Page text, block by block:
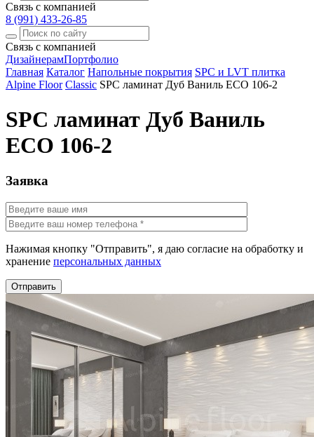
Связь с компанией
8 (991) 433-26-85
Связь с компанией
ДизайнерамПортфолио
Главная Каталог Напольные покрытия SPC и LVT плитка
Alpine Floor Classic SPC ламинат Дуб Ваниль ECO 106-2
SPC ламинат Дуб Ваниль
ECO 106-2
Заявка
Нажимая кнопку "Отправить", я даю согласие на обработку и
хранение персональных данных
Отправить